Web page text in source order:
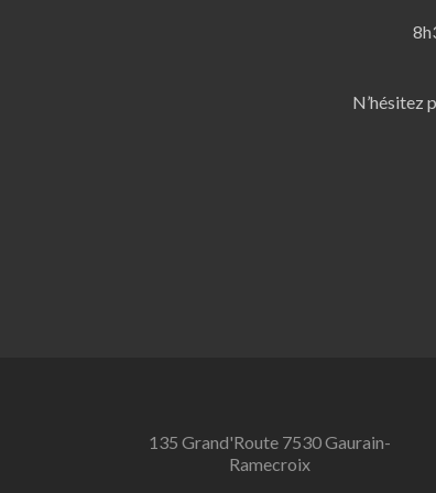
N’hésitez
135 Grand'Route 7530 Gaurain-
Ramecroix